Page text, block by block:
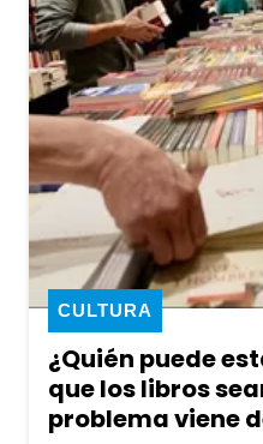
¿Quién puede
que los libros
problema viene
CULTURA